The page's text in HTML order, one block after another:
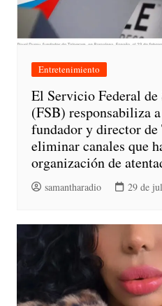
Entretenimiento
El Servicio Federal de
(FSB) responsabiliza
fundador y director de
eliminar canales que
organización de
samantharadio 29 de